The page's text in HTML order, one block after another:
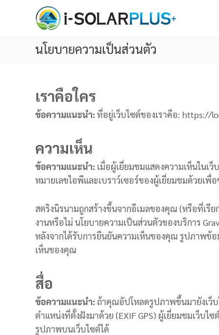
า
ล์
O
f
G
r
i
r
i
นโยบายความเป็นส่วนตัว
เราคือใคร
ข้อความแนะนำ: ที่อยู่เว็บไซต์ของเราคือ: https://
ความเห็น
ข้อความแนะนำ: เมื่อผู้เยี่ยมชมแสดงความเห็นในเ
หมายเลขไอพีและเบราว์เซอร์ของผู้เยี่ยมชมด้วยเพื่
สตริงนิรนามถูกสร้างขึ้นจากอีเมลของคุณ (หรือที่เรี
งานหรือไม่ นโยบายความเป็นส่วนตัวของบริการ
หลังจากได้รับการยืนยันความเห็นของคุณ รูปภาพ
เห็นของคุณ
สื่อ
ข้อความแนะนำ: ถ้าคุณอัปโหลดรูปภาพขึ้นมายังเว็
ตำแหน่งที่ตั้งฝังมาด้วย (EXIF GPS) ผู้เยี่ยมชมเว็บ
รูปภาพบนเว็บไซต์ได้